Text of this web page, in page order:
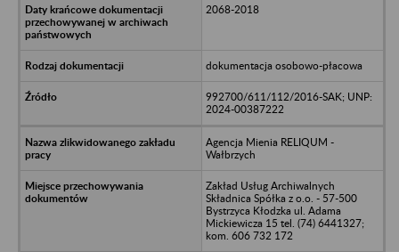
2068-2018
dokumentacja osobowo-płacowa
992700/611/112/2016-SAK; UNP:
2024-00387222
Agencja Mienia RELIQUM -
Wałbrzych
Zakład Usług Archiwalnych
Składnica Spółka z o.o. - 57-500
Bystrzyca Kłodzka ul. Adama
Mickiewicza 15 tel. (74) 6441327;
kom. 606 732 172